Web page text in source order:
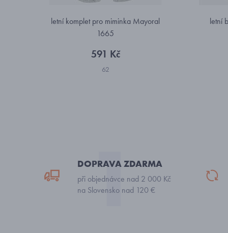
letní komplet pro miminka Mayoral
1665
591 Kč
62
letní
DOPRAVA ZDARMA
při objednávce nad 2 000 Kč
na Slovensko nad 120 €